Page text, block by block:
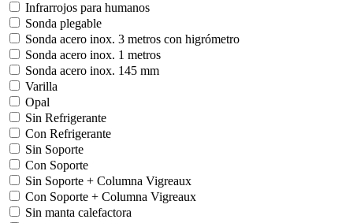
Infrarrojos para humanos
Sonda plegable
Sonda acero inox. 3 metros con higrómetro
Sonda acero inox. 1 metros
Sonda acero inox. 145 mm
Varilla
Opal
Sin Refrigerante
Con Refrigerante
Sin Soporte
Con Soporte
Sin Soporte + Columna Vigreaux
Con Soporte + Columna Vigreaux
Sin manta calefactora